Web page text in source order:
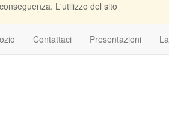
L'utilizzo del sito
Contattaci Presentazioni